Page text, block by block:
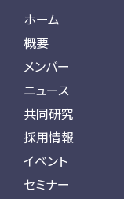
ホーム
概要
メンバー
ニュース
共同研究
採用情報
イベント
セミナー